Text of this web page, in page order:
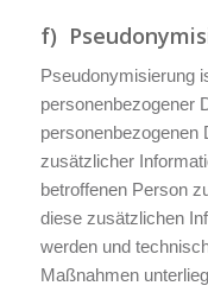
f)
Pseudonymisierung
personenbezogener
personenbezogenen
zusätzlicher
betroffenen Person
diese zusätzlichen
werden und
Maßnahmen